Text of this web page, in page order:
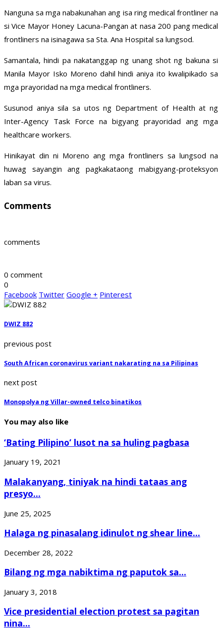
Nanguna sa mga nabakunahan ang isa ring medical frontliner na
si Vice Mayor Honey Lacuna-Pangan at nasa 200 pang medical
frontliners na isinagawa sa Sta. Ana Hospital sa lungsod.
Samantala, hindi pa nakatanggap ng unang shot ng bakuna si
Manila Mayor Isko Moreno dahil hindi aniya ito kwalipikado sa
mga prayoridad na mga medical frontliners.
Susunod aniya sila sa utos ng Department of Health at ng
Inter-Agency Task Force na bigyang prayoridad ang mga
healthcare workers.
Hinikayat din ni Moreno ang mga frontliners sa lungsod na
huwag sayangin ang pagkakataong mabigyang-proteksyon
laban sa virus.
Comments
comments
0 comment
0
Facebook Twitter Google + Pinterest
DWIZ 882
previous post
South African coronavirus variant nakarating na sa Pilipinas
next post
Monopolya ng Villar-owned telco binatikos
You may also like
‘Bating Pilipino’ lusot na sa huling pagbasa
January 19, 2021
Malakanyang, tiniyak na hindi tataas ang
presyo...
June 25, 2025
Halaga ng pinasalang idinulot ng shear line...
December 28, 2022
Bilang ng mga nabiktima ng paputok sa...
January 3, 2018
Vice presidential election protest sa pagitan
nina...